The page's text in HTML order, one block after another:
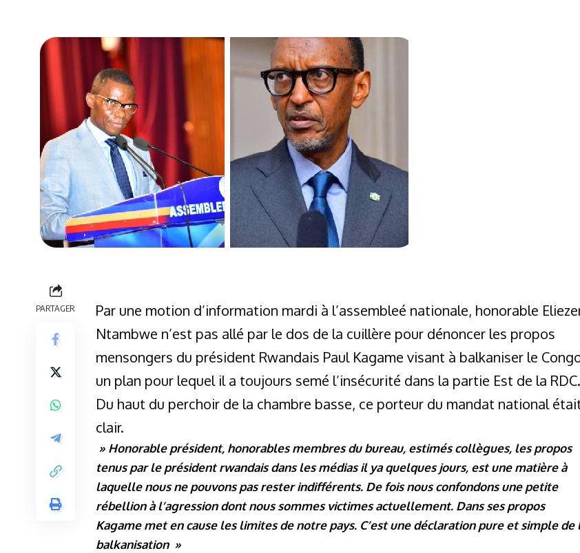
PARTAGER
Par une motion d’information mardi à l’assembleé nationale, honorable
Ntambwe n’est pas allé par le dos de la cuillère pour dénoncer les propos
mensongers du président Rwandais Paul Kagame visant à balkaniser le
un plan pour lequel il a toujours semé l’insécurité dans la partie Est de la RDC.
Du haut du perchoir de la chambre basse, ce porteur du mandat national
clair.
» Honorable président, honorables membres du bureau, estimés collègues, les propos
tenus par le président rwandais dans les médias il ya quelques jours, est une matière à
laquelle nous ne pouvons pas rester indifférents. De fois nous confondons une petite
rébellion à l’agression dont nous sommes victimes actuellement. Dans ses propos
Kagame met en cause les limites de notre pays. C’est une déclaration pure et simple de
balkanisation »